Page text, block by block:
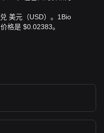
美元（USD）。1Bio
格是 $0.02383。